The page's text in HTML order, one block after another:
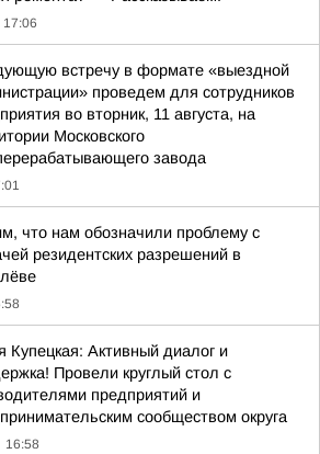
17:06
встречу в формате «выездной
проведем для сотрудников
во вторник, 11 августа, на
Московского
завода
что нам обозначили проблему с
резидентских разрешений в
Купецкая: Активный диалог и
Провели круглый стол с
предприятий и
сообществом округа
16:58